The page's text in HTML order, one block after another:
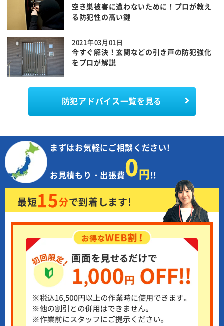
空き巣被害に遭わないために！プロが教え
る防犯性の高い鍵
2021年03月01日
今すぐ解決！玄関などの引き戸の防犯強化
をプロが解説
防犯アドバイス一覧を見る
まずはお気軽にご相談ください!
お見積もり・出張費0円!!
最短15分で到着します!